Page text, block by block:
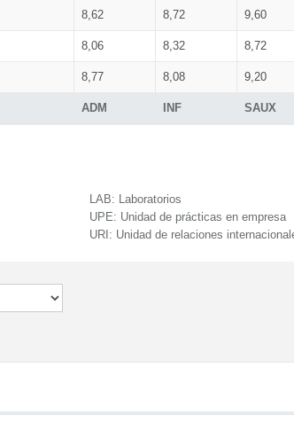
ADM INF SAUX
8,62 8,72 9,60
8,06 8,32 8,72
8,77 8,08 9,20
LAB: Laboratorios
UPE: Unidad de prácticas en empresa
URI: Unidad de relaciones